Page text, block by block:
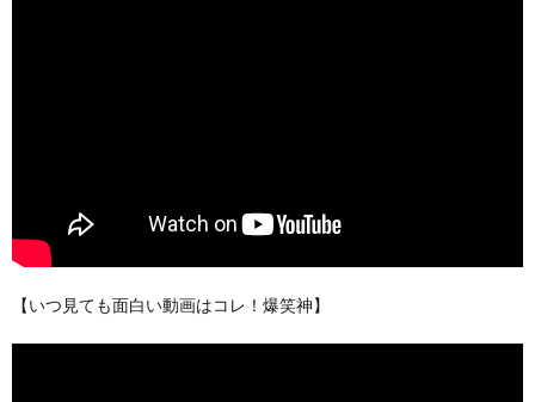
【いつ見ても面白い動画はコレ！爆笑神】